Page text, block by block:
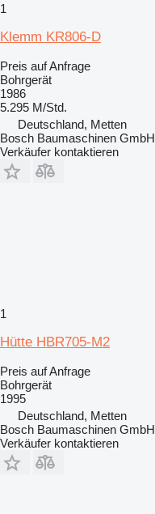
1
Klemm KR806-D
Preis auf Anfrage
Bohrgerät
1986
5.295 M/Std.
Deutschland, Metten
Bosch Baumaschinen GmbH
Verkäufer kontaktieren
1
Hütte HBR705-M2
Preis auf Anfrage
Bohrgerät
1995
Deutschland, Metten
Bosch Baumaschinen GmbH
Verkäufer kontaktieren